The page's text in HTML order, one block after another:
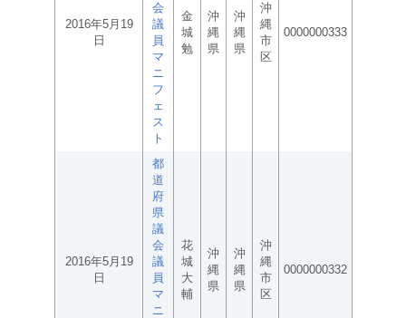
2016年5月19
日
会
議
員
マ
ニ
フ
ェ
ス
ト
金
城
勉
沖
縄
県
沖
縄
県
沖
縄
市
区
0000000333
2016年5月19
日
都
道
府
県
議
会
議
員
マ
ニ
花
城
大
輔
沖
縄
県
沖
縄
県
沖
縄
市
区
0000000332